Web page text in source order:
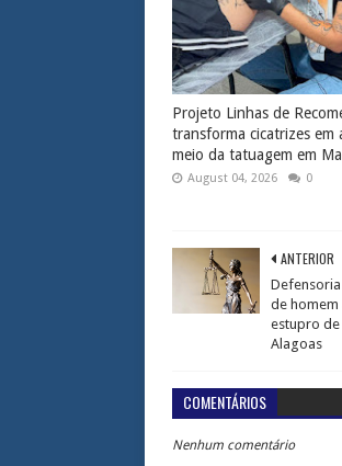
Projeto Linhas de
transforma cicatrizes em
meio da tatuagem em
August 04, 2026 0
ANTERIOR
de homem
estupro de
Alagoas
COMENTÁRIOS
Nenhum comentário